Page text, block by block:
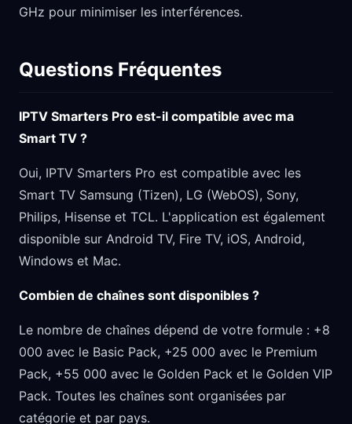
GHz pour minimiser les interférences.
Questions Fréquentes
IPTV Smarters Pro est-il compatible avec ma
Smart TV ?
Oui, IPTV Smarters Pro est compatible avec les
Smart TV Samsung (Tizen), LG (WebOS), Sony,
Philips, Hisense et TCL. L'application est également
disponible sur Android TV, Fire TV, iOS, Android,
Windows et Mac.
Combien de chaînes sont disponibles ?
Le nombre de chaînes dépend de votre formule : +8
000 avec le Basic Pack, +25 000 avec le Premium
Pack, +55 000 avec le Golden Pack et le Golden VIP
Pack. Toutes les chaînes sont organisées par
catégorie et par pays.